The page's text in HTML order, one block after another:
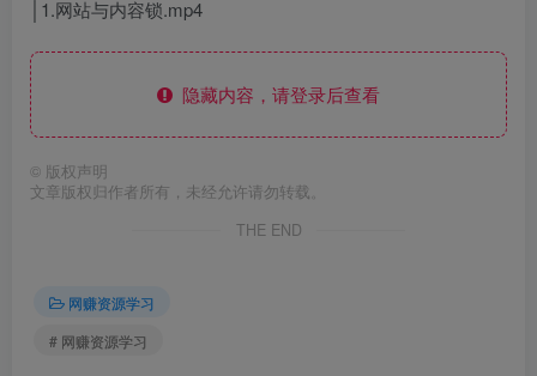
│1.网站与内容锁.mp4
隐藏内容，请登录后查看
© 版权声明
文章版权归作者所有，未经允许请勿转载。
THE END
网赚资源学习
# 网赚资源学习